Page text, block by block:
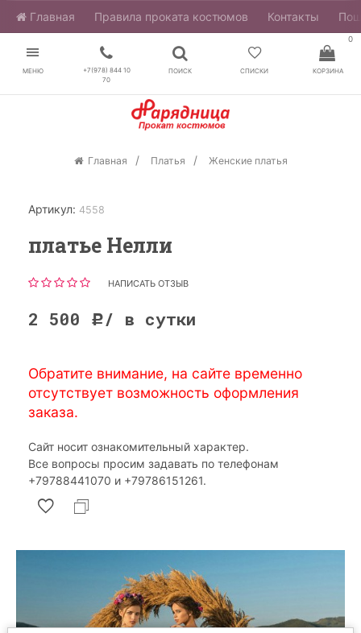
Главная ​Правила проката костюмов Контакты
МЕНЮ
+7(978) 844 10
70
ПОИСК СПИСКИ
0
КОРЗИНА
Главная Платья Женские платья
Артикул: 4558
платье Нелли
НАПИСАТЬ ОТЗЫВ
2 500 Р / в сутки
Обратите внимание, на сайте временно
отсутствует возможность оформления
заказа.
Сайт носит ознакомительный характер.
Все вопросы просим задавать по телефонам
‎+79788441070 и ‎+79786151261.